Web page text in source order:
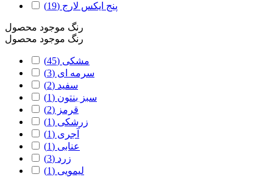
پنج ایکس لارج (19)
رنگ موجود محصول
رنگ موجود محصول
مشکی (45)
سرمه ای (3)
سفید (2)
سبز بنتون (1)
قرمز (2)
زرشکی (1)
آجری (1)
عنابی (1)
زرد (3)
لیمویی (1)